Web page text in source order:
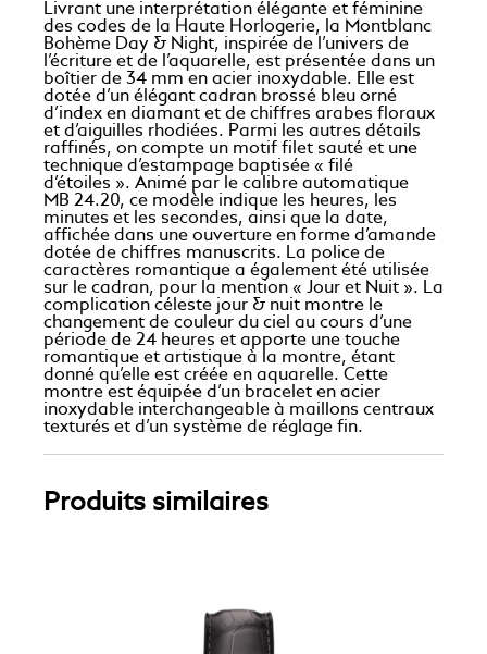
Livrant une interprétation élégante et féminine
des codes de la Haute Horlogerie, la Montblanc
Bohème Day & Night, inspirée de l’univers de
l’écriture et de l’aquarelle, est présentée dans un
boîtier de 34 mm en acier inoxydable. Elle est
dotée d’un élégant cadran brossé bleu orné
d’index en diamant et de chiffres arabes floraux
et d’aiguilles rhodiées. Parmi les autres détails
raffinés, on compte un motif filet sauté et une
technique d’estampage baptisée « filé
d’étoiles ». Animé par le calibre automatique
MB 24.20, ce modèle indique les heures, les
minutes et les secondes, ainsi que la date,
affichée dans une ouverture en forme d’amande
dotée de chiffres manuscrits. La police de
caractères romantique a également été utilisée
sur le cadran, pour la mention « Jour et Nuit ». La
complication céleste jour & nuit montre le
changement de couleur du ciel au cours d’une
période de 24 heures et apporte une touche
romantique et artistique à la montre, étant
donné qu’elle est créée en aquarelle. Cette
montre est équipée d’un bracelet en acier
inoxydable interchangeable à maillons centraux
texturés et d’un système de réglage fin.
Produits similaires